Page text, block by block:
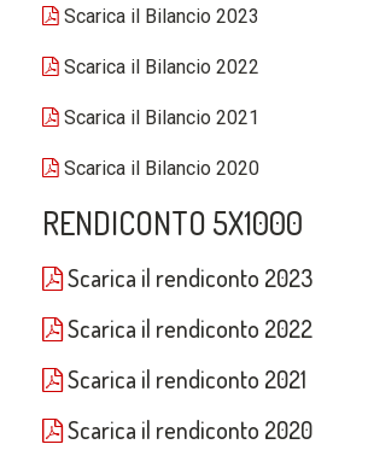
Scarica il Bilancio 2023
Scarica il Bilancio 2022
Scarica il Bilancio 2021
Scarica il Bilancio 2020
RENDICONTO 5X1000
Scarica il rendiconto 2023
Scarica il rendiconto 2022
Scarica il rendiconto 2021
Scarica il rendiconto 2020